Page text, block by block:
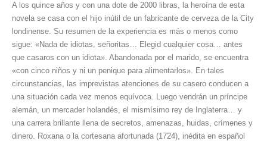
A los quince años y con una dote de 2000 libras, la heroína de esta
novela se casa con el hijo inútil de un fabricante de cerveza de la City
londinense. Su resumen de la experiencia es más o menos como
sigue: «Nada de idiotas, señoritas… Elegid cualquier cosa… antes
que casaros con un idiota». Abandonada por el marido, se encuentra
«con cinco niños y ni un penique para alimentarlos». En tales
circunstancias, las imprevistas atenciones de su casero conducen a
una situación cada vez menos equívoca. Luego vendrán un príncipe
alemán, un mercader holandés, el mismísimo rey de Inglaterra… y
una carrera brillante llena de secretos, amenazas, huidas, crímenes y
dinero. Roxana o la cortesana afortunada (1724), inédita en español